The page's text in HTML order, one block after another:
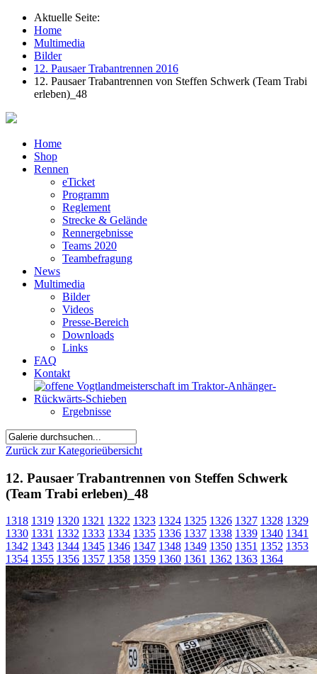
Aktuelle Seite:
Home
Multimedia
Bilder
12. Pausaer Trabantrennen 2016
12. Pausaer Trabantrennen von Steffen Schwerk (Team Trabi
erleben)_48
Home
Shop
Rennen
eTicket
Programm
Reglement
Strecke & Gelände
Rennergebnisse
Teams 2020
Teambefragung
News
Multimedia
Bilder
Videos
Presse-Bereich
Downloads
Links
FAQ
Kontakt
Ergebnisse
Zurück zur Kategorieübersicht
12. Pausaer Trabantrennen von Steffen Schwerk
(Team Trabi erleben)_48
1318 1319 1320 1321 1322 1323 1324 1325 1326 1327 1328 1329
1330 1331 1332 1333 1334 1335 1336 1337 1338 1339 1340 1341
1342 1343 1344 1345 1346 1347 1348 1349 1350 1351 1352 1353
1354 1355 1356 1357 1358 1359 1360 1361 1362 1363 1364